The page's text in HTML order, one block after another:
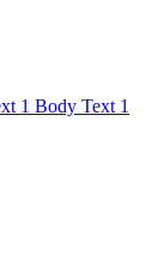
1 Body Text 1